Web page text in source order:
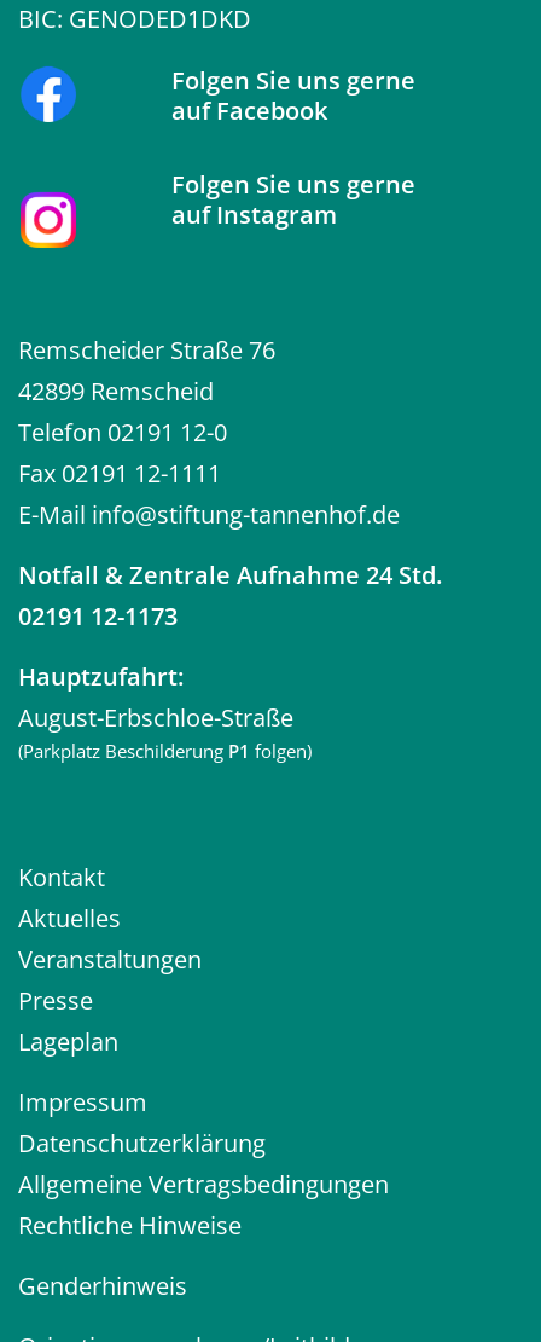
BIC: GENODED1DKD
Folgen Sie uns gerne
aufFacebook
Folgen Sie uns gerne
aufInstagram
Remscheider Straße 76
42899 Remscheid
Telefon 02191 12-0
Fax 02191 12-1111
E-Mail info@stiftung-tannenhof.de
Notfall & Zentrale Aufnahme 24 Std.
02191 12-1173
Hauptzufahrt:
August-Erbschloe-Straße
(Parkplatz Beschilderung P1 folgen)
Kontakt
Aktuelles
Veranstaltungen
Presse
Lageplan
Impressum
Datenschutzerklärung
Allgemeine Vertragsbedingungen
Rechtliche Hinweise
Genderhinweis